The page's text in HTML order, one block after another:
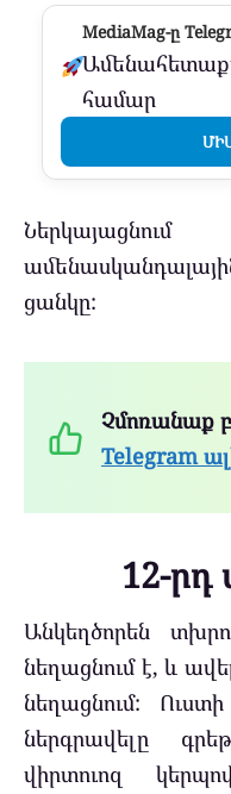
MediaMag-ը
համար
ցանկը:
Չմոռանաք
Telegram
12-րդ
Անկեղծորեն
նեղացնում է, և
նեղացնում:
ներգրավելը
վիրտուոզ